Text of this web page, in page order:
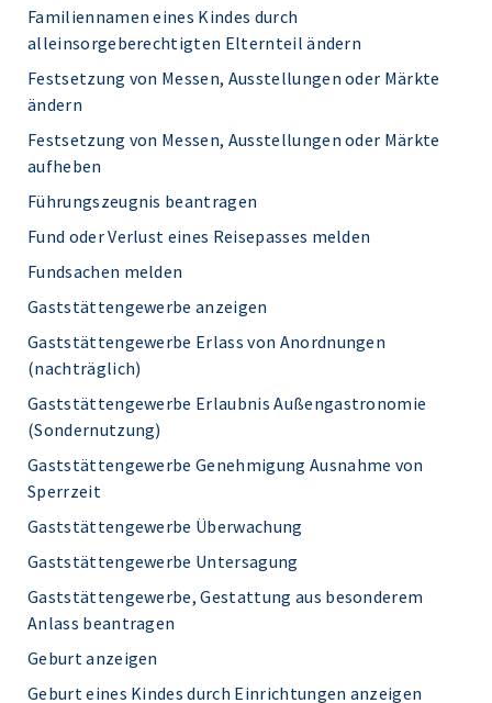
Familiennamen eines Kindes durch
alleinsorgeberechtigten Elternteil ändern
Festsetzung von Messen, Ausstellungen oder Märkte
ändern
Festsetzung von Messen, Ausstellungen oder Märkte
aufheben
Führungszeugnis beantragen
Fund oder Verlust eines Reisepasses melden
Fundsachen melden
Gaststättengewerbe anzeigen
Gaststättengewerbe Erlass von Anordnungen
(nachträglich)
Gaststättengewerbe Erlaubnis Außengastronomie
(Sondernutzung)
Gaststättengewerbe Genehmigung Ausnahme von
Sperrzeit
Gaststättengewerbe Überwachung
Gaststättengewerbe Untersagung
Gaststättengewerbe, Gestattung aus besonderem
Anlass beantragen
Geburt anzeigen
Geburt eines Kindes durch Einrichtungen anzeigen